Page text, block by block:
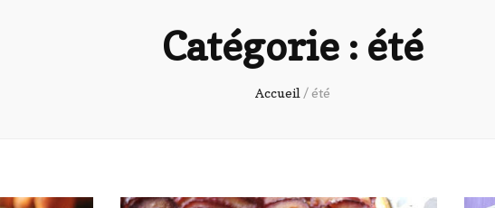
Catégorie : été
Accueil / été